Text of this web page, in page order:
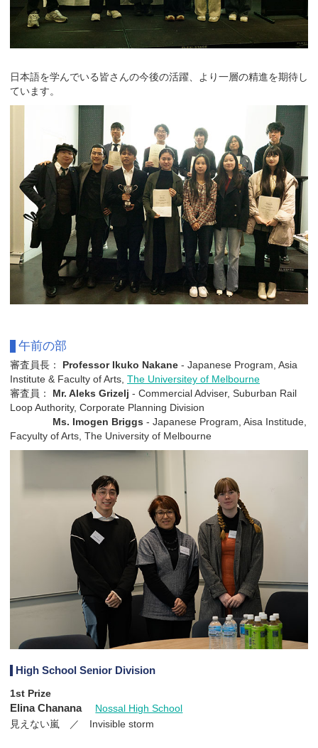
日本語を学んでいる皆さんの今後の活躍、より一層の精進を期待し
ています。
午前の部
審査員長： Professor Ikuko Nakane - Japanese Program, Asia
Institute & Faculty of Arts, The Universitey of Melbourne
審査員： Mr. Aleks Grizelj - Commercial Adviser, Suburban Rail
Loop Authority, Corporate Planning Division
Ms. Imogen Briggs - Japanese Program, Aisa Institude,
Facyulty of Arts, The University of Melbourne
High School Senior Division
1st Prize
Elina Chanana
Nossal High School
見えない嵐 ／ Invisible storm